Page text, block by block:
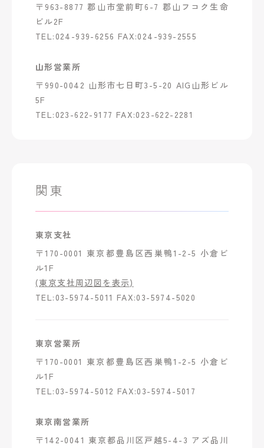
〒963-8877 郡山市堂前町6-7 郡山フコク生命
ビル2F
TEL:024-939-6256 FAX:024-939-2555
山形営業所
〒990-0042 山形市七日町3-5-20 AIG山形ビル
5F
TEL:023-622-9177 FAX:023-622-2281
関東
東京支社
〒170-0001 東京都豊島区西巣鴨1-2-5 小倉ビ
ル1F
(東京支社周辺図を表示)
TEL:03-5974-5011 FAX:03-5974-5020
東京営業所
〒170-0001 東京都豊島区西巣鴨1-2-5 小倉ビ
ル1F
TEL:03-5974-5012 FAX:03-5974-5017
東京南営業所
〒142-0041 東京都品川区戸越5-4-3 アズ品川